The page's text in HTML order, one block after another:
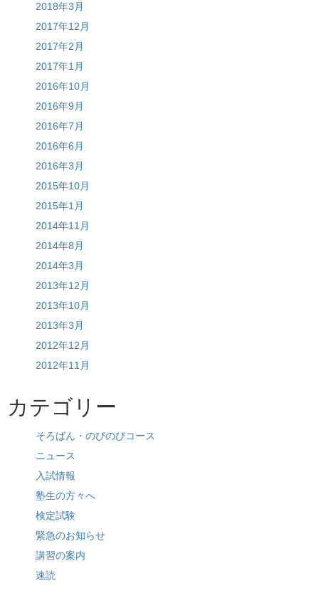
2018年3月
2017年12月
2017年2月
2017年1月
2016年10月
2016年9月
2016年7月
2016年6月
2016年3月
2015年10月
2015年1月
2014年11月
2014年8月
2014年3月
2013年12月
2013年10月
2013年3月
2012年12月
2012年11月
カテゴリー
そろばん・のびのびコース
ニュース
入試情報
塾生の方々へ
検定試験
緊急のお知らせ
講習の案内
速読